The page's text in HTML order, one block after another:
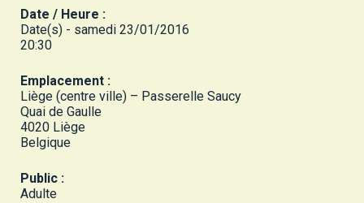
Date / Heure :
Date(s) - samedi 23/01/2016
20:30
Emplacement :
Liège (centre ville) – Passerelle Saucy
Quai de Gaulle
4020 Liège
Belgique
Public :
Adulte